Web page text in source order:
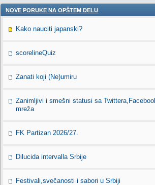
NOVE PORUKE NA OPŠTEM DELU
Kako nauciti japanski?
scorelineQuiz
Zanati koji (Ne)umiru
Zanimljivi i smešni statusi sa
mreža
FK Partizan 2026/27.
Dilucida intervalla Srbije
Festivali,svečanosti i sabori u Srbiji